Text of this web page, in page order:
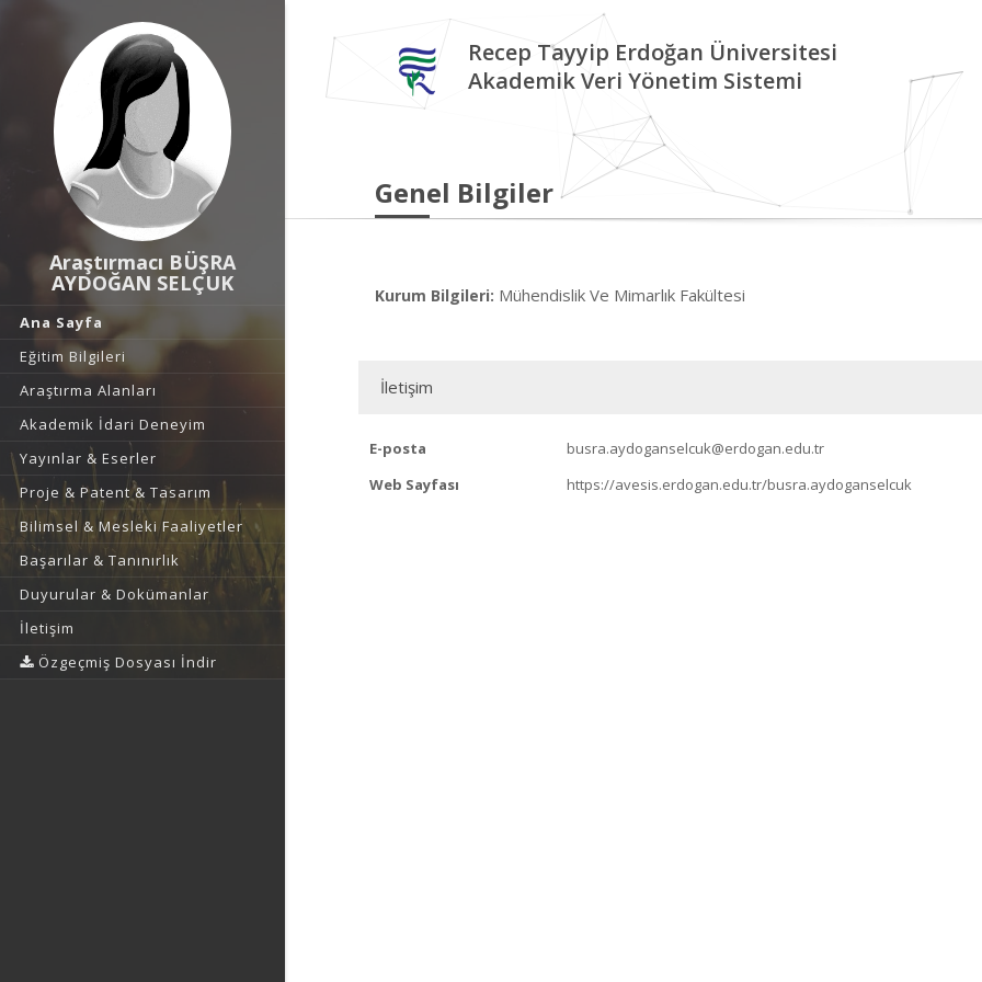
Araştırmacı BÜŞRA
AYDOĞAN SELÇUK
Ana Sayfa
Eğitim Bilgileri
Araştırma Alanları
Akademik İdari Deneyim
Yayınlar & Eserler
Proje & Patent & Tasarım
Bilimsel & Mesleki Faaliyetler
Başarılar & Tanınırlık
Duyurular & Dokümanlar
İletişim
Özgeçmiş Dosyası İndir
Recep Tayyip Erdoğan Üniversitesi
Akademik Veri Yönetim Sistemi
Genel Bilgiler
Kurum Bilgileri: Mühendislik Ve Mimarlık Fakültesi
İletişim
E-posta
busra.aydoganselcuk@erdogan.edu.tr
Web Sayfası
https://avesis.erdogan.edu.tr/busra.aydoganselcuk